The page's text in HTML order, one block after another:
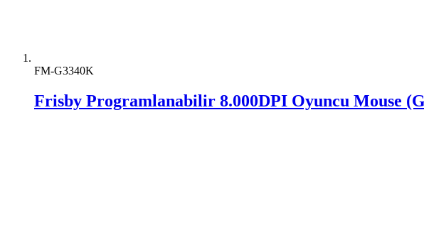
FM-G3340K
Frisby Programlanabilir 8.000DPI Oyuncu Mouse